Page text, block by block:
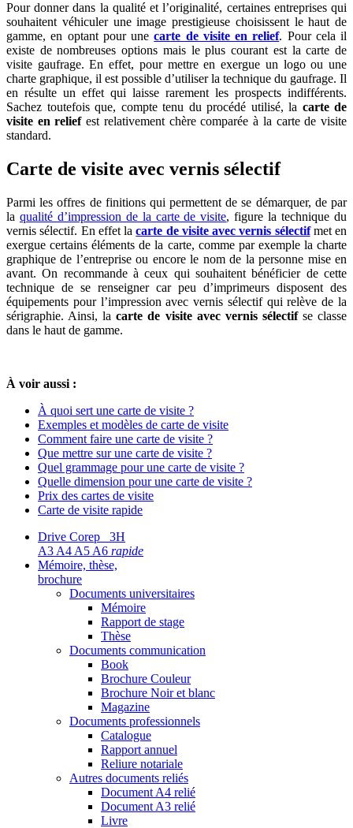
Pour donner dans la qualité et l’originalité, certaines entreprises qui
souhaitent véhiculer une image prestigieuse choisissent le haut de
gamme, en optant pour unecarte de visite en relief. Pour cela il
existe de nombreuses options mais le plus courant est la carte de
visite gaufrage. En effet, pour mettre en exergue un logo ou une
charte graphique, il est possible d’utiliser la technique du gaufrage. Il
en résulte un effet qui laisse rarement les prospects indifférents.
Sachez toutefois que, compte tenu du procédé utilisé, la carte de
visite en reliefest relativement chère comparée à la carte de visite
standard.
Carte de visite avec vernis sélectif
Parmi les offres de finitions qui permettent de se démarquer, de par
la qualité d’impression de la carte de visite, figure la technique du
vernis sélectif. En effet lacarte de visite avec vernis sélectifmet en
exergue certains éléments de la carte, comme par exemple la charte
graphique de l’entreprise ou encore le nom de la personne mise en
avant. On recommande à ceux qui souhaitent bénéficier de cette
technique de se renseigner car peu d’imprimeurs disposent des
équipements pour l’impression avec vernis sélectif qui relève de la
sérigraphie. Ainsi, lacarte de visite avec vernis sélectifse classe
dans le haut de gamme.
À voir aussi :
À quoi sert une carte de visite ?
Exemples et modèles de carte de visite
Comment faire une carte de visite ?
Que mettre sur une carte de visite ?
Quel grammage pour une carte de visite ?
Quelle dimension pour une carte de visite ?
Prix des cartes de visite
Carte de visite rapide
Drive Corep 3H
A3 A4 A5 A6 rapide
Mémoire, thèse,
brochure
Documents universitaires
Mémoire
Rapport de stage
Thèse
Documents communication
Book
Brochure Couleur
Brochure Noir et blanc
Magazine
Documents professionnels
Catalogue
Rapport annuel
Reliure notariale
Autres documents reliés
Document A4 relié
Document A3 relié
Livre